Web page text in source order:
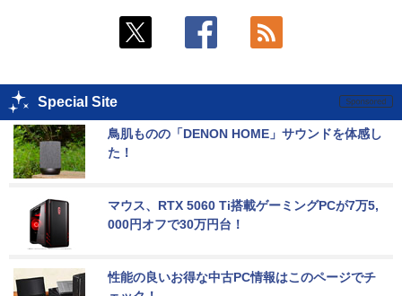
Special Site
鳥肌ものの「DENON HOME」サウンドを体感し
た！
マウス、RTX 5060 Ti搭載ゲーミングPCが7万5,
000円オフで30万円台！
性能の良いお得な中古PC情報はこのページでチ